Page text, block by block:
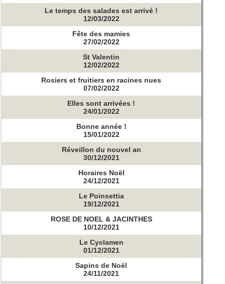
Le temps des salades est arrivé !
12/03/2022
Fête des mamies
27/02/2022
St Valentin
12/02/2022
Rosiers et fruitiers en racines nues
07/02/2022
Elles sont arrivées !
24/01/2022
Bonne année !
15/01/2022
Réveillon du nouvel an
30/12/2021
Horaires Noël
24/12/2021
Le Poinsettia
19/12/2021
ROSE DE NOEL & JACINTHES
10/12/2021
Le Cyclamen
01/12/2021
Sapins de Noël
24/11/2021